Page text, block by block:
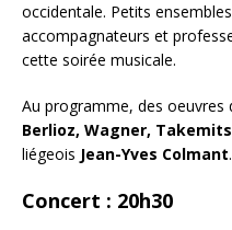
occidentale. Petits
accompagnateurs et
cette soirée musicale.
Au programme, des oeuvres
Berlioz, Wagner,
liégeois Jean-Yves Colmant.
Concert : 20h30